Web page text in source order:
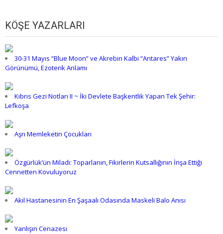
KÖŞE YAZARLARI
30-31 Mayıs “Blue Moon” ve Akrebin Kalbi “Antares” Yakın
Görünümü, Ezoterik Anlamı
Kıbrıs Gezi Notları II ~ İki Devlete Başkentlik Yapan Tek Şehir:
Lefkoşa
Aşrı Memleketin Çocukları
Özgürlük’ün Miladı: Toparlanın, Fikirlerin Kutsallığının İnşa Ettiği
Cennetten Kovuluyoruz
Akıl Hastanesinin En Şaşaalı Odasında Maskeli Balo Anısı
Yanlışın Cenazesi